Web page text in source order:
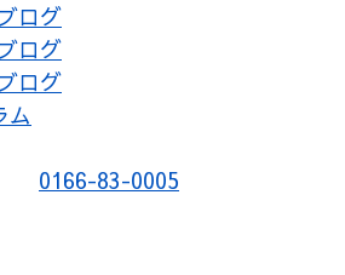
ログ
ログ
ログ
ム
0166-83-0005